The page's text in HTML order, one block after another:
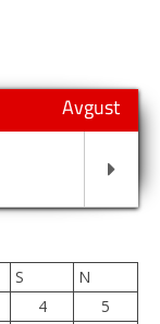
Avgust
S
N
4
5